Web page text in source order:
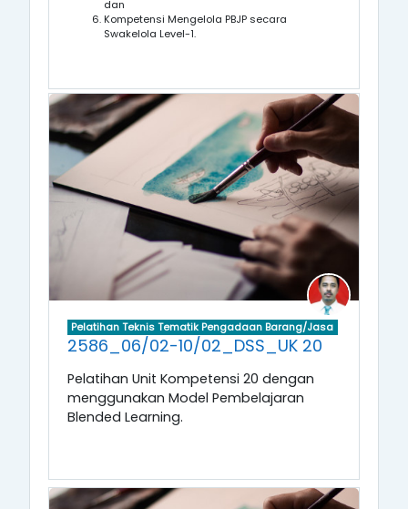
dan
Kompetensi Mengelola PBJP secara
Swakelola Level-1.
Pelatihan Teknis Tematik Pengadaan Barang/Jasa
2586_06/02-10/02_DSS_UK 20
Pelatihan Unit Kompetensi 20 dengan
menggunakan Model Pembelajaran
Blended Learning.